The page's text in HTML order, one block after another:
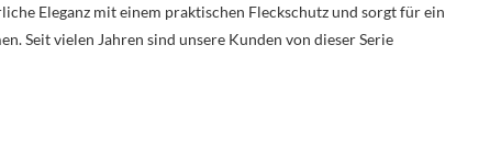
Eleganz mit einem praktischen Fleckschutz und sorgt für ein
Seit vielen Jahren sind unsere Kunden von dieser Serie